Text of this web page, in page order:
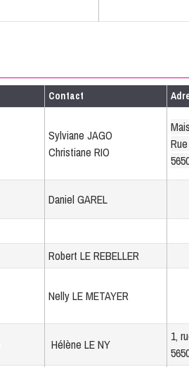
Contact
Sylviane JAGO
Christiane RIO
Daniel GAREL
Robert LE REBELLER
Nelly LE METAYER
Hélène LE NY
1,